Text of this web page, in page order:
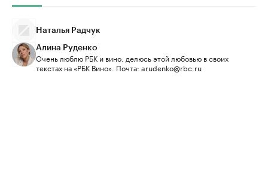
Наталья Радчук
Алина Руденко
Очень люблю РБК и вино, делюсь этой любовью в своих
текстах на «РБК Вино». Почта: arudenko@rbc.ru